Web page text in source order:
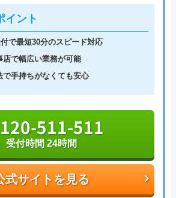
万円以上とのことでしたが交渉
してもらいました。いざ工事が
が無いというので領収書に収入
いるとすると税務署の指導・会
です。これ程口コミの悪い店に
せん。
Googleクチコミを見る
・中国と全国規模で対応エリアを
エリアの水道局から認定を受けて
間体制かつ365日対応しており、
の駆けつけで非常にスピーディな
おり、安心かつ心強い業者でもあ
計100万件以上もの相談実績を持
イント
で最短30分のスピード対応
店で幅広い業務が可能
で手持ちがなくても安心
式サイトを見る
511-511
受付時間 24時間